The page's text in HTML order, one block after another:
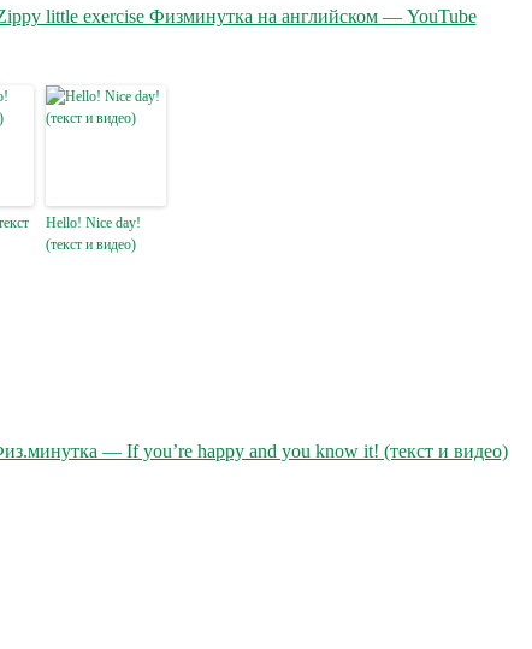
little exercise Физминутка на английском — YouTube
Hello! Nice day!
(текст и видео)
— If you’re happy and you know it! (текст и видео)